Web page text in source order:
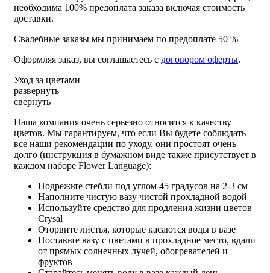
необходима 100% предоплата заказа включая стоимость
доставки.
Свадебные заказы мы принимаем по предоплате 50 %
Оформляя заказ, вы соглашаетесь с договором оферты.
Уход за цветами
развернуть
свернуть
Наша компания очень серьезно относится к качеству
цветов. Мы гарантируем, что если Вы будете соблюдать
все наши рекомендации по уходу, они простоят очень
долго (инструкция в бумажном виде также присутствует в
каждом наборе Flower Language):
Подрежьте стебли под углом 45 градусов на 2-3 см
Наполните чистую вазу чистой прохладной водой
Используйте средство для продления жизни цветов
Crysal
Оторвите листья, которые касаются воды в вазе
Поставьте вазу с цветами в прохладное место, вдали
от прямых солнечных лучей, обогревателей и
фруктов